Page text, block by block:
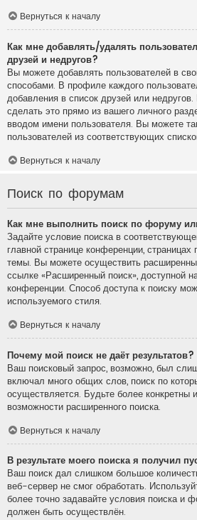
Вернуться к началу
Как мне добавлять/удалять
друзей и недругов?
Вы можете добавлять пользователей в
способами. В профиле каждого
добавления в список друзей или
сделать это прямо из вашего личного
вводом имени пользователя. Вы можете
пользователей из соответствующих
Вернуться к началу
Поиск по форумам
Как мне выполнить поиск по форуму
Задайте условие поиска в
главной странице конференции,
темы. Вы можете осуществить
ссылке «Расширенный поиск», доступной
конференции. Способ доступа к поиску
используемого стиля.
Вернуться к началу
Почему мой поиск не даёт результатов?
Ваш поисковый запрос, возможно, был
включал много общих слов, поиск по
осуществляется. Будьте более конкретны
возможности расширенного поиска.
Вернуться к началу
В результате моего поиска я получил
Ваш поиск дал слишком большое
веб-сервер не смог обработать.
более точно задавайте условия поиска и
должен быть осуществлён.